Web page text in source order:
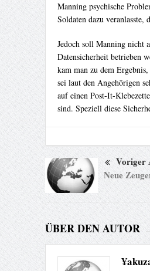
Manning psychische
Soldaten dazu
Jedoch soll Manning nicht
Datensicherheit betrieben
kam man zu dem
sei laut den Angehörigen
auf einen Post-It-
sind. Speziell diese
Voriger
Neue
ÜBER DEN AUTOR